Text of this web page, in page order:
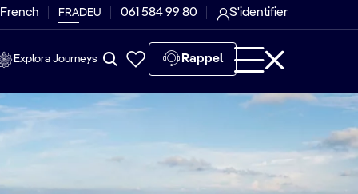
FRADEU 061 584 99 80 S'identifier
Explora Journeys Rappel